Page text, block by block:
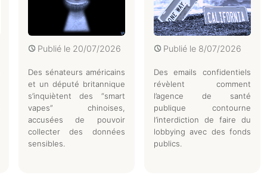
Publié le 20/07/2026
Des sénateurs américains
et un député britannique
s’inquiètent des “smart
vapes” chinoises,
accusées de pouvoir
collecter des données
sensibles.
Publié le 8/07/2026
Des emails confidentiels
révèlent comment
l’agence de santé
publique contourne
l’interdiction de faire du
lobbying avec des fonds
publics.